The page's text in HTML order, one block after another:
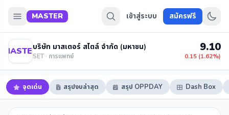
MASTER เข้าสู่ระบบ สมัครฟรี
MASTERบริษัท มาสเตอร์ สไตล์ จำกัด (มหาชน)
SET · การแพทย์
9.10
0.15 (1.62%)
จุดเด่น สรุปงบล่าสุด สรุป OPPDAY Dash Box